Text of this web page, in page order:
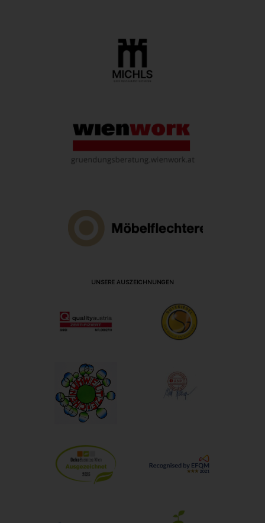
UNSERE AUSZEICHNUNGEN